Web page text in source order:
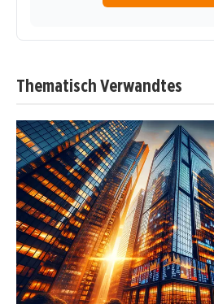
Thematisch Verwandtes